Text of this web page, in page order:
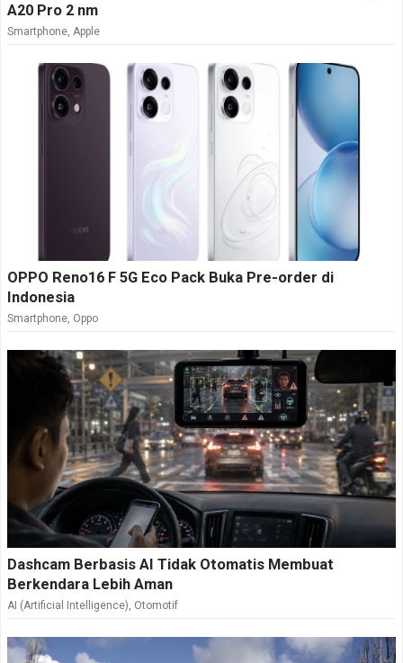
A20 Pro 2 nm
Smartphone Apple
OPPO Reno16 F 5G Eco Pack Buka Pre-order di
Indonesia
Smartphone Oppo
Dashcam Berbasis AI Tidak Otomatis Membuat
Berkendara Lebih Aman
AI (Artificial Intelligence) Otomotif